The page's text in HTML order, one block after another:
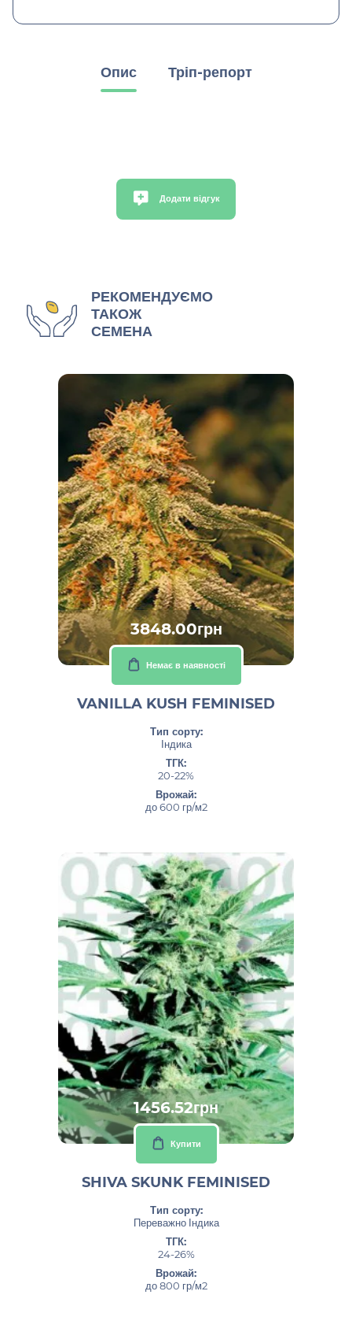
Опис Тріп-репорт
Додати відгук
РЕКОМЕНДУЄМО
ТАКОЖ
СЕМЕНА
3848.00грн
Немає в наявності
VANILLA KUSH FEMINISED
Тип сорту:
Індика
ТГК:
20-22%
Врожай:
до 600 гр/м2
1456.52грн
Купити
SHIVA SKUNK FEMINISED
Тип сорту:
Переважно Індика
ТГК:
24-26%
Врожай:
до 800 гр/м2